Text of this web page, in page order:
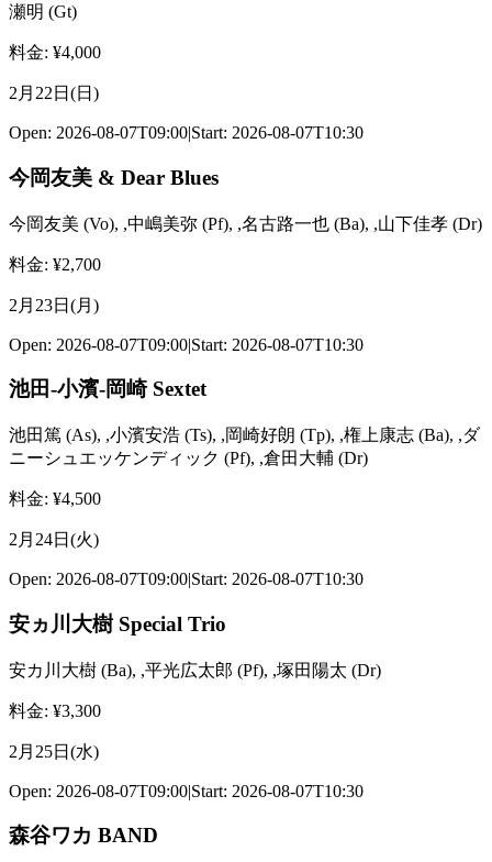
瀬明 (Gt)
料金: ¥4,000
2月22日(日)
Open: 2026-08-07T09:00|Start: 2026-08-07T10:30
今岡友美 & Dear Blues
今岡友美 (Vo), ,中嶋美弥 (Pf), ,名古路一也 (Ba), ,山下佳孝 (Dr)
料金: ¥2,700
2月23日(月)
Open: 2026-08-07T09:00|Start: 2026-08-07T10:30
池田-小濱-岡崎 Sextet
池田篤 (As), ,小濱安浩 (Ts), ,岡崎好朗 (Tp), ,権上康志 (Ba), ,ダ
ニーシュエッケンディック (Pf), ,倉田大輔 (Dr)
料金: ¥4,500
2月24日(火)
Open: 2026-08-07T09:00|Start: 2026-08-07T10:30
安ヵ川大樹 Special Trio
安カ川大樹 (Ba), ,平光広太郎 (Pf), ,塚田陽太 (Dr)
料金: ¥3,300
2月25日(水)
Open: 2026-08-07T09:00|Start: 2026-08-07T10:30
森谷ワカ BAND